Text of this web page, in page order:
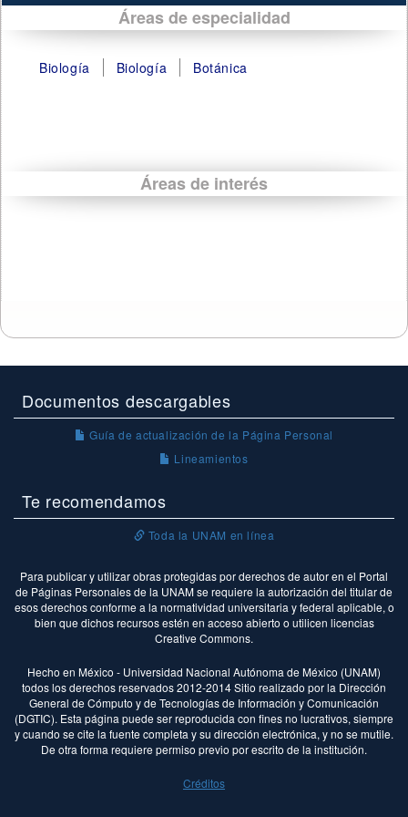
Áreas de especialidad
Biología Biología Botánica
Áreas de interés
Documentos descargables
Guía de actualización de la Página Personal
Lineamientos
Te recomendamos
Toda la UNAM en línea
Para publicar y utilizar obras protegidas por derechos de autor en el Portal
de Páginas Personales de la UNAM se requiere la autorización del titular de
esos derechos conforme a la normatividad universitaria y federal aplicable, o
bien que dichos recursos estén en acceso abierto o utilicen licencias
Creative Commons.
Hecho en México - Universidad Nacional Autónoma de México (UNAM)
todos los derechos reservados 2012-2014 Sitio realizado por la Dirección
General de Cómputo y de Tecnologías de Información y Comunicación
(DGTIC). Esta página puede ser reproducida con fines no lucrativos, siempre
y cuando se cite la fuente completa y su dirección electrónica, y no se mutile.
De otra forma requiere permiso previo por escrito de la institución.
Créditos